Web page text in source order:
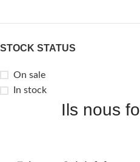
STOCK STATUS
On sale
In stock
Ils nous